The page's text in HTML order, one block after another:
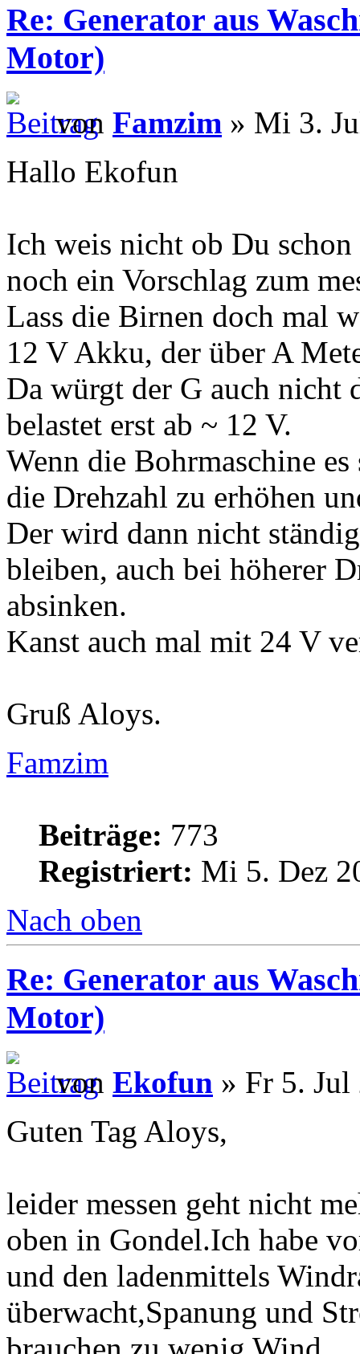
Re: Generator aus
Motor)
von Famzim » Mi 3.
Hallo Ekofun
Ich weis nicht ob Du
noch ein Vorschlag zum
Lass die Birnen doch mal
12 V Akku, der über A
Da würgt der G auch nicht
belastet erst ab ~ 12 V.
Wenn die Bohrmaschine
die Drehzahl zu erhöhen
Der wird dann nicht
bleiben, auch bei höherer
absinken.
Kanst auch mal mit 24 V
Gruß Aloys.
Famzim
Beiträge: 773
Registriert: Mi 5. Dez
Nach oben
Re: Generator aus
Motor)
von Ekofun » Fr 5.
Guten Tag Aloys,
leider messen geht nicht
oben in Gondel.Ich habe
und den ladenmittels
überwacht,Spanung und